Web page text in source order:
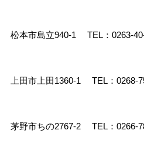
松本市島立940-1 TEL： 0263-
上田市上田1360-1 TEL： 0268-
茅野市ちの2767-2 TEL： 0266-